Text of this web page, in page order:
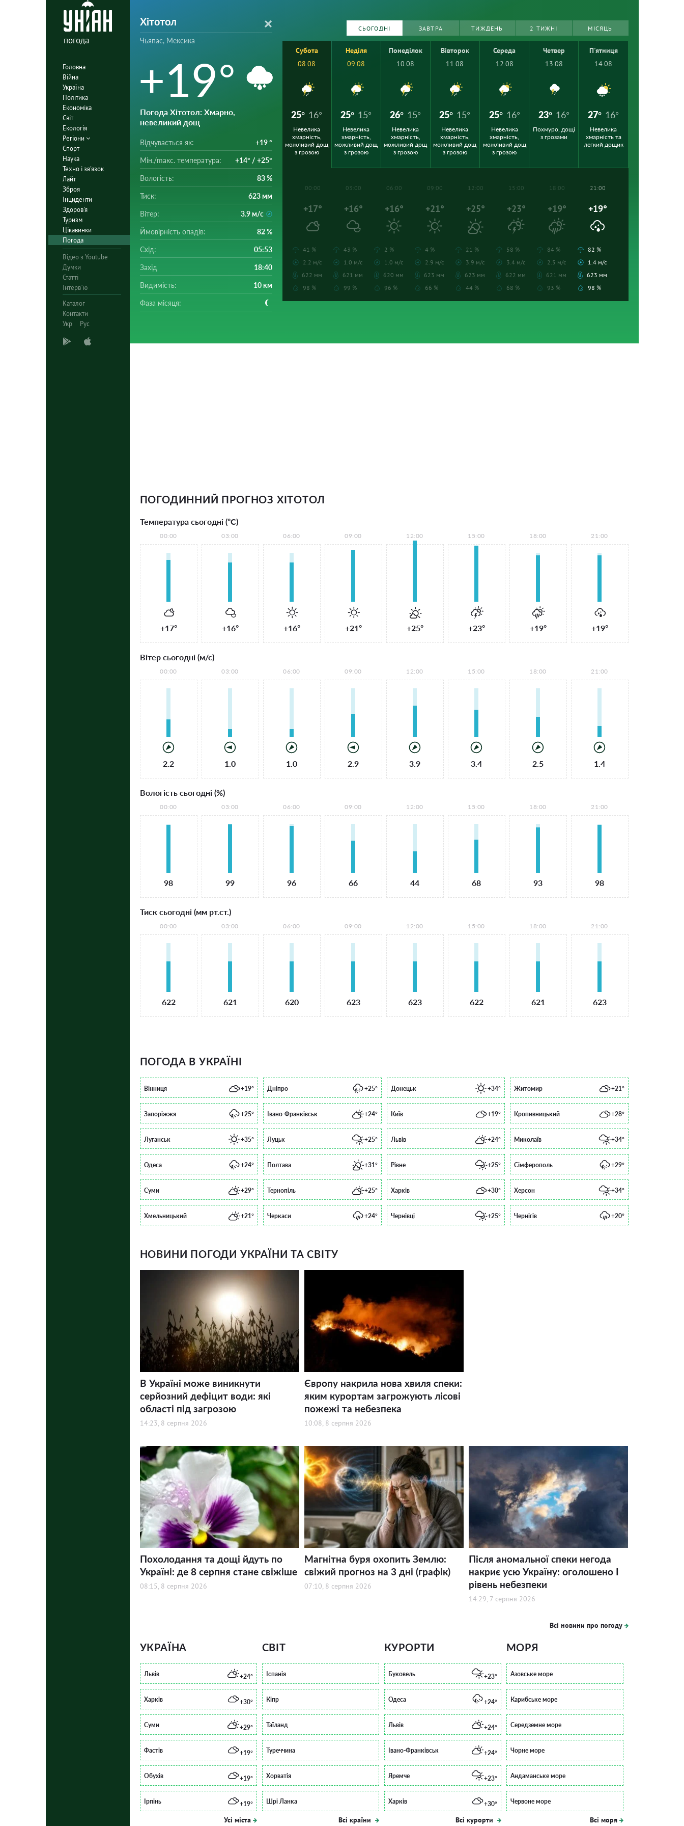
погода
Головна
Війна
Україна
Політика
Економіка
Світ
Екологія
Регіони
Спорт
Наука
Техно і зв'язок
Лайт
Зброя
Інциденти
Здоров'я
Туризм
Цікавинки
Погода
Відео з Youtube
Думки
Статті
Інтерв`ю
Каталог
Контакти
Укр
Рус
Хітотол
Чьяпас, Мексика
+19°
Погода Хітотол: Хмарно,
невеликий дощ
Відчувається як: +19 °
Мін./mакс. температура: +14° / +25°
Вологість: 83 %
Тиск: 623 мм
Вітер: 3.9 м/с
Ймовірність опадів: 82 %
Схід: 05:53
Захід 18:40
Видимість: 10 км
Фаза місяця:
СЬОГОДНІ ЗАВТРА ТИЖДЕНЬ 2 ТИЖНІ МІСЯЦЬ
Субота
08.08
25° 16°
Невелика
хмарність,
можливий дощ
з грозою
Неділя
09.08
25° 15°
Невелика
хмарність,
можливий дощ
з грозою
Понеділок
10.08
26° 15°
Невелика
хмарність,
можливий дощ
з грозою
Вівторок
11.08
25° 15°
Невелика
хмарність,
можливий дощ
з грозою
Середа
12.08
25° 16°
Невелика
хмарність,
можливий дощ
з грозою
Четвер
13.08
23° 16°
Похмуро, дощі
з грозами
П'ятниця
14.08
27° 16°
Невелика
хмарність та
легкий дощик
00:00
+17°
41 %
2.2 м/с
622 мм
98 %
03:00
+16°
43 %
1.0 м/с
621 мм
99 %
06:00
+16°
2 %
1.0 м/с
620 мм
96 %
09:00
+21°
4 %
2.9 м/с
623 мм
66 %
12:00
+25°
21 %
3.9 м/с
623 мм
44 %
15:00
+23°
58 %
3.4 м/с
622 мм
68 %
18:00
+19°
84 %
2.5 м/с
621 мм
93 %
21:00
+19°
82 %
1.4 м/с
623 мм
98 %
ПОГОДИННИЙ ПРОГНОЗ ХІТОТОЛ
Температура сьогодні (°С)
00:00
+17°
03:00
+16°
06:00
+16°
09:00
+21°
12:00
+25°
15:00
+23°
18:00
+19°
21:00
+19°
Вітер сьогодні (м/с)
00:00
2.2
03:00
1.0
06:00
1.0
09:00
2.9
12:00
3.9
15:00
3.4
18:00
2.5
21:00
1.4
Вологість сьогодні (%)
00:00
98
03:00
99
06:00
96
09:00
66
12:00
44
15:00
68
18:00
93
21:00
98
Тиск сьогодні (мм рт.ст.)
00:00
622
03:00
621
06:00
620
09:00
623
12:00
623
15:00
622
18:00
621
21:00
623
ПОГОДА В УКРАЇНІ
Вінниця +19° Дніпро +25° Донецьк +34° Житомир +21°
Запоріжжя +25° Івано-Франківськ +24° Київ +19° Кропивницький +28°
Луганськ +35° Луцьк +25° Львів +24° Миколаїв +34°
Одеса +24° Полтава +31° Рівне +25° Сімферополь +29°
Суми +29° Тернопіль +25° Харків +30° Херсон +34°
Хмельницький +21° Черкаси +24° Чернівці +25° Чернігів +20°
НОВИНИ ПОГОДИ УКРАЇНИ ТА СВІТУ
В Україні може виникнути
серйозний дефіцит води: які
області під загрозою
14:23, 8 серпня 2026
Європу накрила нова хвиля спеки:
яким курортам загрожують лісові
пожежі та небезпека
10:08, 8 серпня 2026
Похолодання та дощі йдуть по
Україні: де 8 серпня стане свіжіше
08:15, 8 серпня 2026
Магнітна буря охопить Землю:
свіжий прогноз на 3 дні (графік)
07:10, 8 серпня 2026
Після аномальної спеки негода
накриє усю Україну: оголошено І
рівень небезпеки
14:29, 7 серпня 2026
Всі новини про погоду
УКРАЇНА
Львів +24°
Харків +30°
Суми +29°
Фастів +19°
Обухів +19°
Ірпінь +19°
Усі міста
СВІТ
Іспанія
Кіпр
Таїланд
Туреччина
Хорватія
Шрі Ланка
Всі країни
КУРОРТИ
Буковель +23°
Одеса +24°
Львів +24°
Івано-Франківськ +24°
Яремче +23°
Харків +30°
Всі курорти
МОРЯ
Азовське море
Карибське море
Середземне море
Чорне море
Андаманське море
Червоне море
Всі моря